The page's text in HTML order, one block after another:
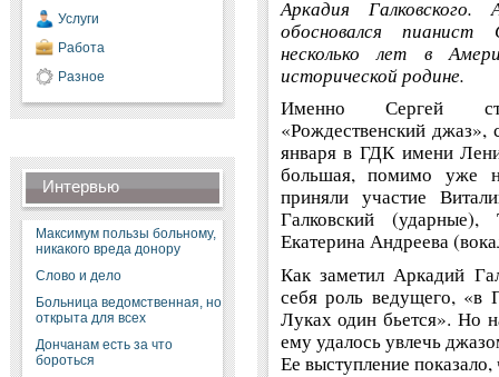
Услуги
Работа
Разное
Интервью
Максимум пользы больному,
никакого вреда донору
Слово и дело
Больница ведомственная, но
открыта для всех
Дончанам есть за что
бороться
Аркадия
обосновался
несколько лет в
исторической родине.
Именно Сергей
«Рождественский
января в ГДК имени
большая, помимо уже
приняли участие
Галковский
Екатерина Андреева
Как заметил Аркадий
себя роль ведущего, «в
Луках один бьется». Но
ему удалось увлечь
Ее выступление